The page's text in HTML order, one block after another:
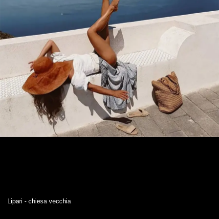
Lipari - chiesa vecchia